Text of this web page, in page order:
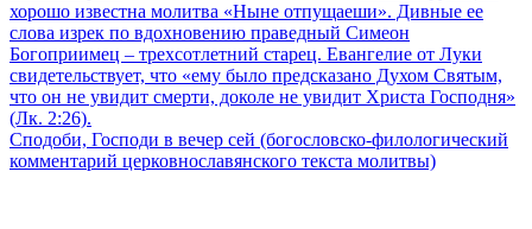
хорошо известна молитва «Ныне отпущаеши». Дивные ее
слова изрек по вдохновению праведный Симеон
Богоприимец – трехсотлетний старец. Евангелие от Луки
свидетельствует, что «ему было предсказано Духом Святым,
что он не увидит смерти, доколе не увидит Христа Господня»
(Лк. 2:26).
Сподоби, Господи в вечер сей (богословско-филологический
комментарий церковнославянского текста молитвы)